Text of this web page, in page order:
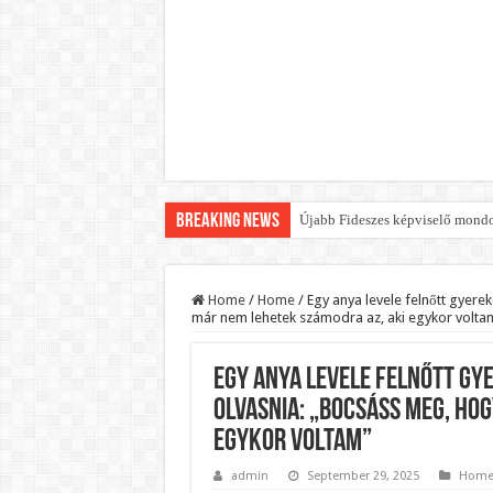
Breaking News Újabb Fideszes képviselő
Döntött a kormány az
Szívmelengető videó: a
Rendkívüli intézkedések
Jön a pénzeső a
ÉLŐ! RENDKÍVÜLI! Váratlan
BREAKING! Kész, ennyi volt!
Home / Home / Egy anya levele felnőtt
már nem lehetek számodra az, aki egykor
Egy anya levele felnőtt
olvasnia: „Bocsáss meg,
egykor voltam”
admin September 29, 2025 Home